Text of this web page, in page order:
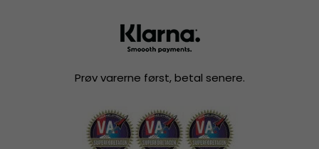
Prøv varerne først, betal senere.